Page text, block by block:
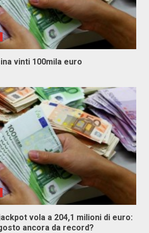
vinti 100mila euro
vola a 204,1 milioni di euro:
ancora da record?